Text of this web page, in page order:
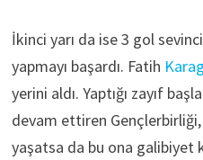
İkinci yarı da ise 3 gol
yapmayı başardı. Fatih
yerini aldı. Yaptığı zayıf
devam ettiren
yaşatsa da bu ona galibiyet